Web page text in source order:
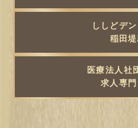
ししどデ
稲田
医療法人
求人専門